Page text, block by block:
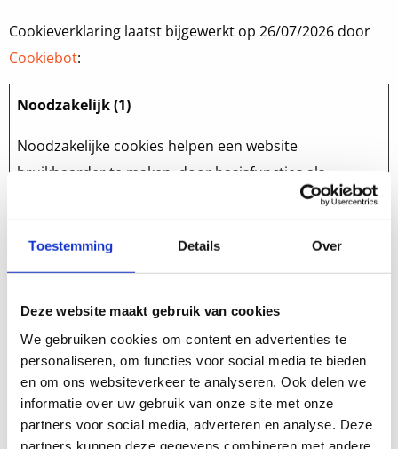
Toestemming Details Over
Deze website maakt gebruik van cookies
We gebruiken cookies om content en advertenties te
personaliseren, om functies voor social media te bieden
en om ons websiteverkeer te analyseren. Ook delen we
informatie over uw gebruik van onze site met onze
partners voor social media, adverteren en analyse. Deze
partners kunnen deze gegevens combineren met andere
Cookieverklaring laatst bijgewerkt op 26/07/2026 door
Cookiebot:
Noodzakelijk (1)
Noodzakelijke cookies helpen een website
bruikbaarder te maken, door basisfuncties als
paginanavigatie en toegang tot beveiligde gedeelten
van de website mogelijk te maken. Zonder deze
cookies kan de website niet naar behoren werken.
Naam Aanbieder Doel
CookieCon
sent
Cookiebot
Slaat de
cookiestatus van de
gebruiker op voor
het huidige domein
1 jaar